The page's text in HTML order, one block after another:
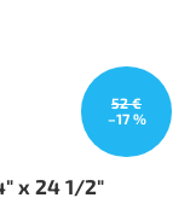
52 €
–17 %
x 24 1/2"